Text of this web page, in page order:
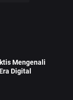
Mengenali
Digital